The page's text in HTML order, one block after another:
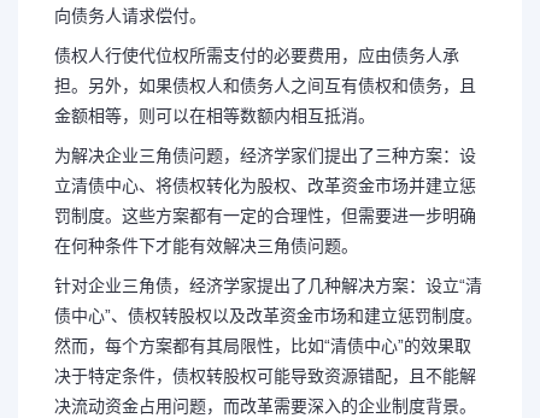
向债务人请求偿付。
债权人行使代位权所需支付的必要费用，应由债务人承
担。另外，如果债权人和债务人之间互有债权和债务，且
金额相等，则可以在相等数额内相互抵消。
为解决企业三角债问题，经济学家们提出了三种方案：设
立清债中心、将债权转化为股权、改革资金市场并建立惩
罚制度。这些方案都有一定的合理性，但需要进一步明确
在何种条件下才能有效解决三角债问题。
针对企业三角债，经济学家提出了几种解决方案：设立“清
债中心”、债权转股权以及改革资金市场和建立惩罚制度。
然而，每个方案都有其局限性，比如“清债中心”的效果取
决于特定条件，债权转股权可能导致资源错配，且不能解
决流动资金占用问题，而改革需要深入的企业制度背景。
纠纷。在法律上，处理三角债主要
是关于三角债...